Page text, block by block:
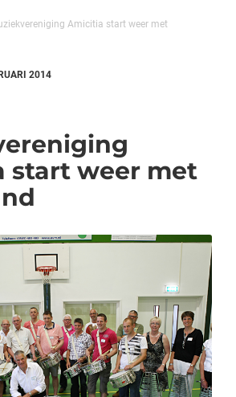
Amicitia start weer met
2014
start weer met